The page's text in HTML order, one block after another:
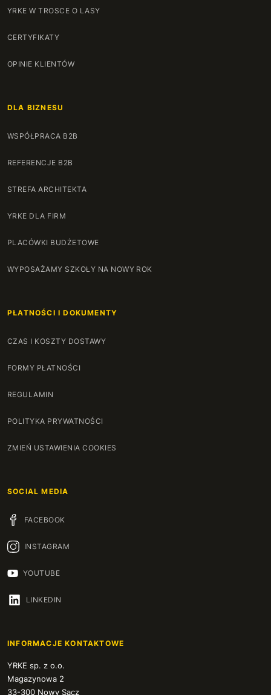
YRKE W TROSCE O LASY
CERTYFIKATY
OPINIE KLIENTÓW
DLA BIZNESU
WSPÓŁPRACA B2B
REFERENCJE B2B
STREFA ARCHITEKTA
YRKE DLA FIRM
PLACÓWKI BUDŻETOWE
WYPOSAŻAMY SZKOŁY NA NOWY ROK
PŁATNOŚCI I DOKUMENTY
CZAS I KOSZTY DOSTAWY
FORMY PŁATNOŚCI
REGULAMIN
POLITYKA PRYWATNOŚCI
ZMIEŃ USTAWIENIA COOKIES
SOCIAL MEDIA
FACEBOOK
INSTAGRAM
YOUTUBE
LINKEDIN
INFORMACJE KONTAKTOWE
YRKE sp. z o.o.
Magazynowa 2
33-300 Nowy Sącz